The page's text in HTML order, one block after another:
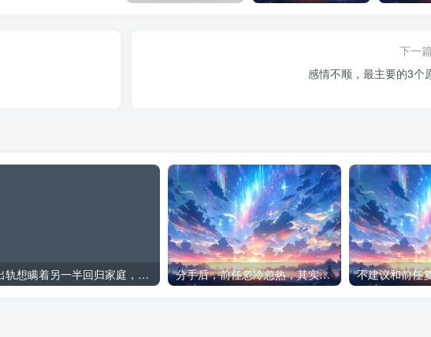
下一
感情不顺，最主要的3个
出轨想瞒着另一半回归家庭，这可能吗 分手后，前任忽冷忽热，其实更容易复合